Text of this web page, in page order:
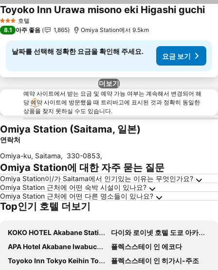
3 성급 호텔
Toyoko Inn Urawa misono eki Higashi guchi요
8.1 아주 좋음 1,865 Omiya Station에서 9.5km
날짜를 선택해 정확한 요금을 확인해 주세요.
요금 보기
더보기
예약 사이트에서 받는 요금 및 예약 가능 여부는 계속해서 변경되어 해
당 예약 사이트에 방문했을 때 트리바고에 표시된 것과 정확히 동일한
상품을 찾지 못하실 수도 있습니다.
Omiya Station (Saitama, 일본)
연락처
Omiya-ku, Saitama, 330-0853,
Omiya Station에 대한 자주 묻는 질문
Omiya Station이/가 Saitama에서 인기있는 이유는 무엇인가요?
Omiya Station 근처에 어떤 숙박 시설이 있나요?
Omiya Station 근처에 어떤 다른 명소들이 있나요?
Top인기 호텔 더보기
KOKO HOTEL Akabane Station
다이와 로이넷 호텔 도쿄 아카바네
APA Hotel Akabane Iwabuchi Ekimae
플렉스스테이 인 에코다
Toyoko Inn Tokyo Keihin Tohoku sen Oji eki Kita guchi
플렉스스테이 인 히가시-주조